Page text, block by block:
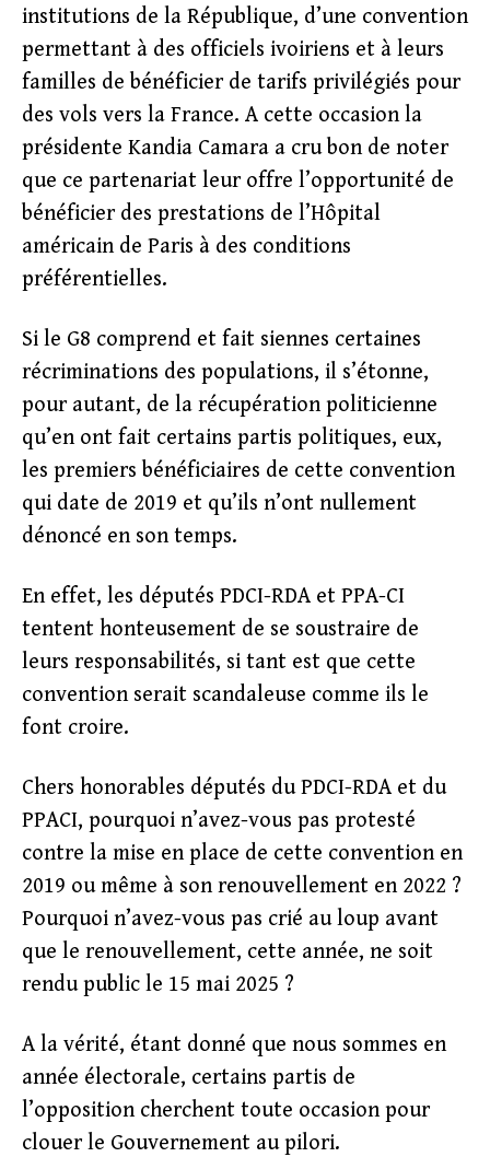
institutions de la République, d’une convention
permettant à des officiels ivoiriens et à leurs
familles de bénéficier de tarifs privilégiés pour
des vols vers la France. A cette occasion la
présidente Kandia Camara a cru bon de noter
que ce partenariat leur offre l’opportunité de
bénéficier des prestations de l’Hôpital
américain de Paris à des conditions
préférentielles.
Si le G8 comprend et fait siennes certaines
récriminations des populations, il s’étonne,
pour autant, de la récupération politicienne
qu’en ont fait certains partis politiques, eux,
les premiers bénéficiaires de cette convention
qui date de 2019 et qu’ils n’ont nullement
dénoncé en son temps.
En effet, les députés PDCI-RDA et PPA-CI
tentent honteusement de se soustraire de
leurs responsabilités, si tant est que cette
convention serait scandaleuse comme ils le
font croire.
Chers honorables députés du PDCI-RDA et du
PPACI, pourquoi n’avez-vous pas protesté
contre la mise en place de cette convention en
2019 ou même à son renouvellement en 2022 ?
Pourquoi n’avez-vous pas crié au loup avant
que le renouvellement, cette année, ne soit
rendu public le 15 mai 2025 ?
A la vérité, étant donné que nous sommes en
année électorale, certains partis de
l’opposition cherchent toute occasion pour
clouer le Gouvernement au pilori.